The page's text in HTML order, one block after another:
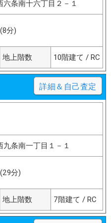
条南十六丁目２－１
分)
地上階数 10階建て / RC
詳細＆自己査定
条南一丁目１－１
分)
地上階数 7階建て / RC